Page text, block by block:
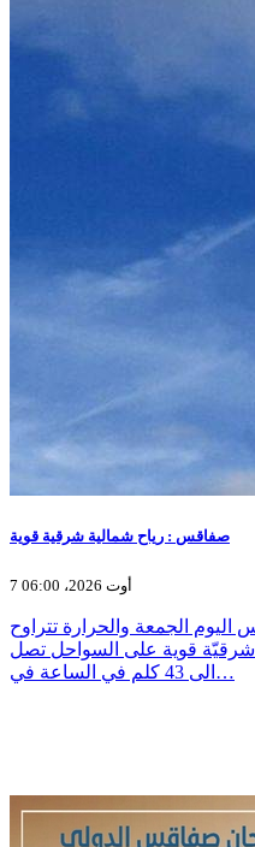
صفاقس : رياح شمالية شرقية قوية
7 أوت 2026، 06:00
الجمعة والحرارة تتراوح
شمالية شرقيّة قوية على السواحل تصل
الى 43 كلم في الساعة في…